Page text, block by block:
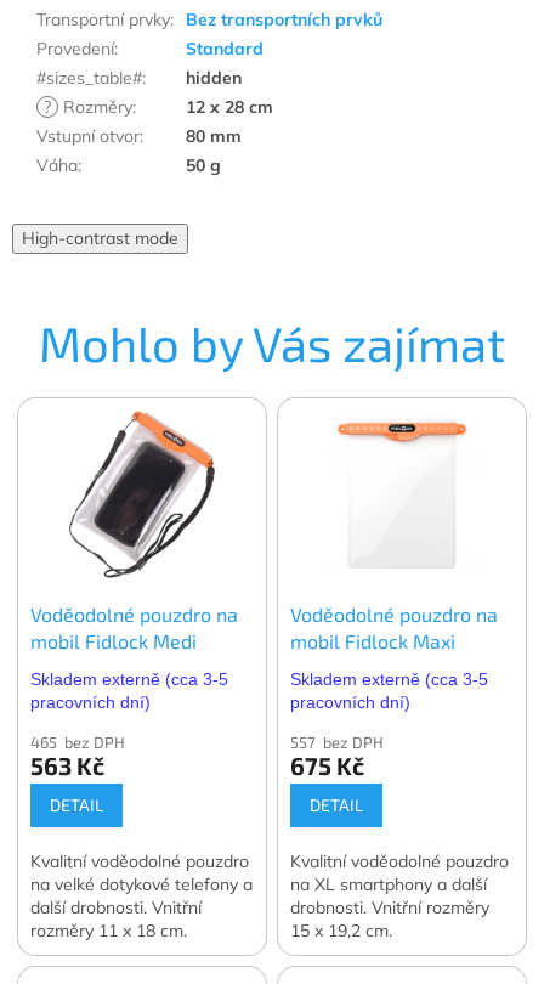
Transportní prvky:
Bez transportních prvků
Provedení:
Standard
#sizes_table#:
hidden
?
Rozměry:
12 x 28 cm
Vstupní otvor:
80 mm
Váha: 50 g
High-contrast mode
Mohlo by Vás zajímat
Voděodolné pouzdro na
mobil Fidlock Medi
Skladem externě (cca 3-5
pracovních dní)
465 bez DPH
563 Kč
DETAIL
Kvalitní voděodolné pouzdro
na velké dotykové telefony a
další drobnosti. Vnitřní
rozměry 11 x 18 cm.
Voděodolné pouzdro na
mobil Fidlock Maxi
Skladem externě (cca 3-5
pracovních dní)
557 bez DPH
675 Kč
DETAIL
Kvalitní voděodolné pouzdro
na XL smartphony a další
drobnosti. Vnitřní rozměry
15 x 19,2 cm.